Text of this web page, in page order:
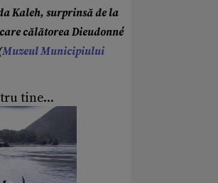
Kaleh, surprinsă de la
călătorea Dieudonné
Muzeul Municipiului
tine...